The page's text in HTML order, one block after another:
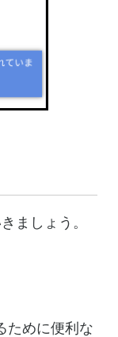
ましょう。
ために便利な